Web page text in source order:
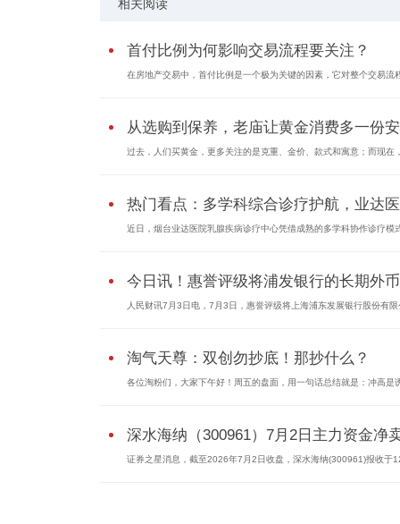
相关阅读
首付比例为何影响交易流程要关注？
在房地产交易中，首付比例是一个极为关键的因素，它对整个交易流
从选购到保养，老庙让黄金消费多一份
过去，人们买黄金，更多关注的是克重、金价、款式和寓意；而现在
热门看点：多学科综合诊疗护航，业达
近日，烟台业达医院乳腺疾病诊疗中心凭借成熟的多学科协作诊疗模
今日讯！惠誉评级将浦发银行的长期外
人民财讯7月3日电，7月3日，惠誉评级将上海浦东发展银行股份有限
淘气天尊：双创勿抄底！那抄什么？
各位淘粉们，大家下午好！周五的盘面，用一句话总结就是：冲高是
深水海纳（300961）7月2日主力资金净
证券之星消息，截至2026年7月2日收盘，深水海纳(300961)报收于